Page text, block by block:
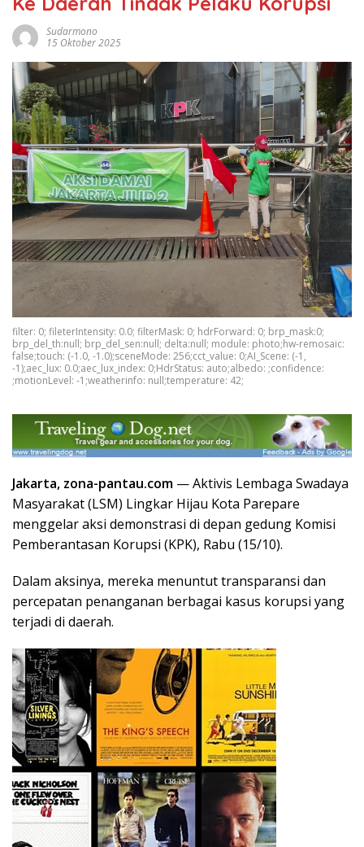
Sudarmono
15 Oktober 2025
filter: 0; fileterIntensity: 0.0; filterMask: 0; hdrForward: 0; brp_mask:0;
brp_del_th:null; brp_del_sen:null; delta:null; module: photo;hw-remosaic:
false;touch: (-1.0, -1.0);sceneMode: 256;cct_value: 0;AI_Scene: (-1,
-1);aec_lux: 0.0;aec_lux_index: 0;HdrStatus: auto;albedo: ;confidence:
;motionLevel: -1;weatherinfo: null;temperature: 42;
Jakarta, zona-pantau.com — Aktivis Lembaga Swadaya
Masyarakat (LSM) Lingkar Hijau Kota Parepare
menggelar aksi demonstrasi di depan gedung Komisi
Pemberantasan Korupsi (KPK), Rabu (15/10).
Dalam aksinya, mereka menuntut transparansi dan
percepatan penanganan berbagai kasus korupsi yang
terjadi di daerah.